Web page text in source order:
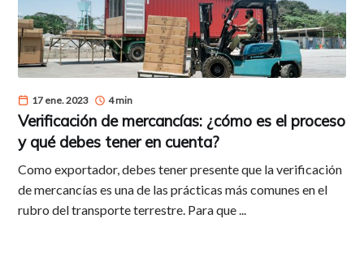
17 ene. 2023 4 min
Verificación de mercancías: ¿cómo es el proceso
y qué debes tener en cuenta?
Como exportador, debes tener presente que la verificación
de mercancías es una de las prácticas más comunes en el
rubro del transporte terrestre. Para que ...